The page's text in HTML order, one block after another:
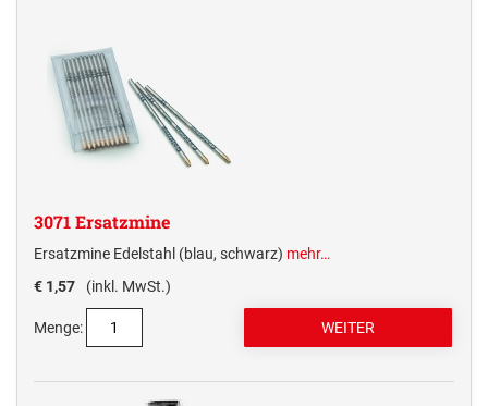
3071 Ersatzmine
Ersatzmine Edelstahl (blau, schwarz) mehr…
€ 1,57
(inkl. MwSt.)
Menge: